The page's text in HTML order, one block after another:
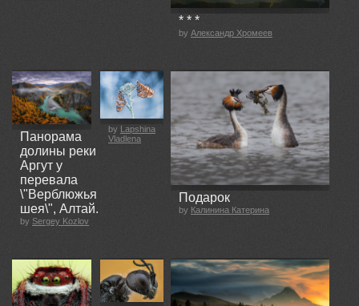
* * *
by Александр Хромеев
Панорама
долины реки
Аргут у
перевала
\"Верблюжья
шея\", Алтай.
by Sergey Kozlov
by
Lapshina
Vladlena
Подарок
by Калинина Катерина